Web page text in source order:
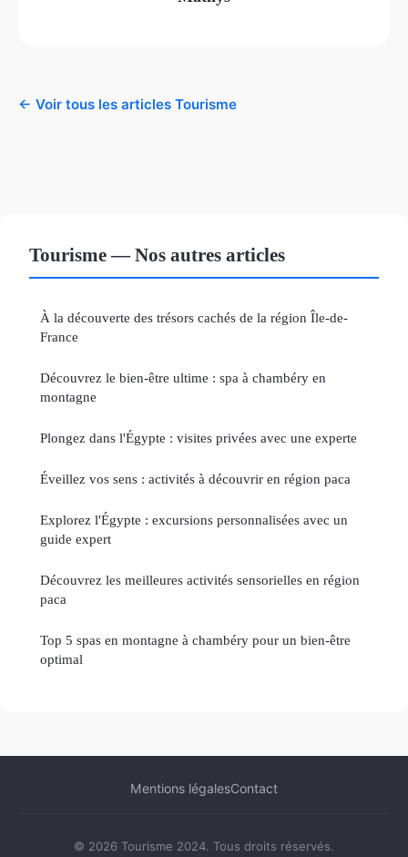
← Voir tous les articles Tourisme
Tourisme — Nos autres articles
À la découverte des trésors cachés de la région Île-de-
France
Découvrez le bien-être ultime : spa à chambéry en
montagne
Plongez dans l'Égypte : visites privées avec une experte
Éveillez vos sens : activités à découvrir en région paca
Explorez l'Égypte : excursions personnalisées avec un
guide expert
Découvrez les meilleures activités sensorielles en région
paca
Top 5 spas en montagne à chambéry pour un bien-être
optimal
Mentions légalesContact
© 2026 Tourisme 2024. Tous droits réservés.